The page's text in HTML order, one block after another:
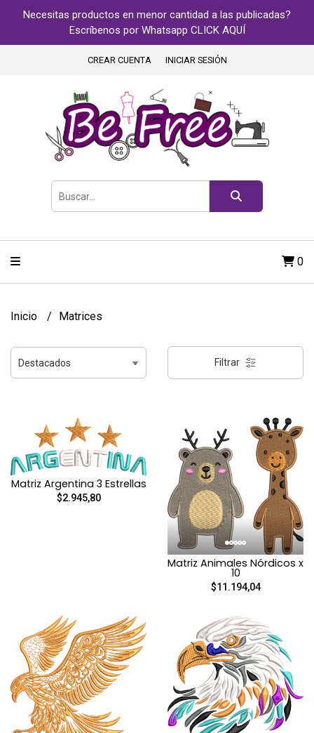
Necesitas productos en menor cantidad a las publicadas?
Escríbenos por Whatsapp CLICK AQUÍ
CREAR CUENTA INICIAR SESIÓN
0
Inicio Matrices
Filtrar
Matriz Argentina 3 Estrellas
$2.945,80
Matriz Animales Nórdicos x
10
$11.194,04